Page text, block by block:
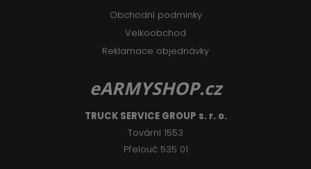
Obchodní podmínky
Velkoobchod
Reklamace objednávky
eARMYSHOP.cz
TRUCK SERVICE GROUP s. r. o.
Tovární 1553
Přelouč 535 01